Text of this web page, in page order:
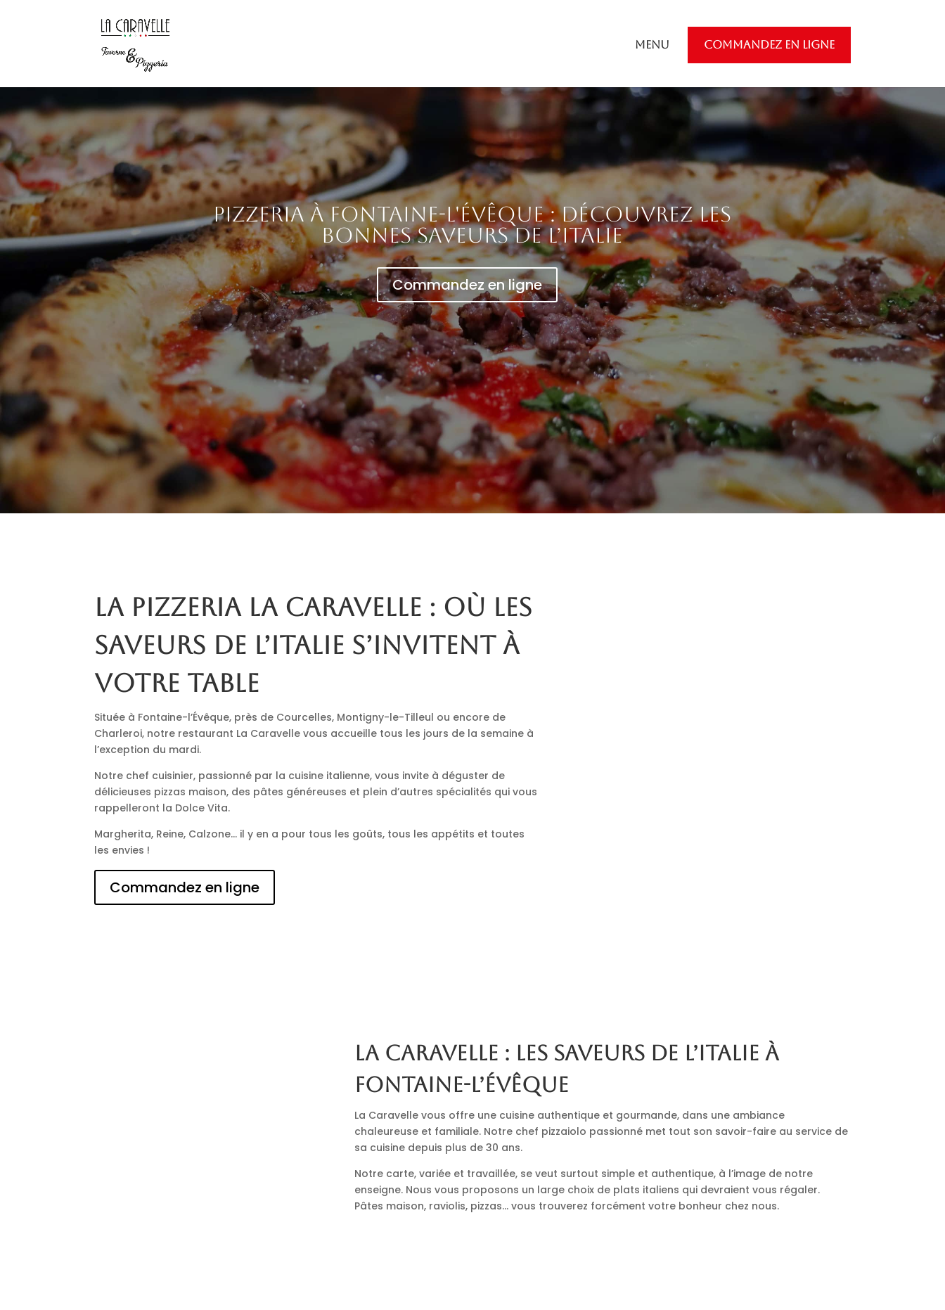
Menu COMMANDEZ EN LIGNE
Pizzeria à Fontaine-l'Évêque : découvrez les
bonnes saveurs de l’Italie
Commandez en ligne
La pizzeria La Caravelle : où les
saveurs de l’Italie s’invitent à
votre table
Située à Fontaine-l’Évêque, près de Courcelles, Montigny-le-Tilleul ou encore de
Charleroi, notre restaurant La Caravelle vous accueille tous les jours de la semaine à
l’exception du mardi.
Notre chef cuisinier, passionné par la cuisine italienne, vous invite à déguster de
délicieuses pizzas maison, des pâtes généreuses et plein d’autres spécialités qui vous
rappelleront la Dolce Vita.
Margherita, Reine, Calzone… il y en a pour tous les goûts, tous les appétits et toutes
les envies !
Commandez en ligne
La Caravelle : les saveurs de l’Italie à
Fontaine-l’Évêque
La Caravelle vous offre une cuisine authentique et gourmande, dans une ambiance
chaleureuse et familiale. Notre chef pizzaiolo passionné met tout son savoir-faire au service de
sa cuisine depuis plus de 30 ans.
Notre carte, variée et travaillée, se veut surtout simple et authentique, à l’image de notre
enseigne. Nous vous proposons un large choix de plats italiens qui devraient vous régaler.
Pâtes maison, raviolis, pizzas… vous trouverez forcément votre bonheur chez nous.